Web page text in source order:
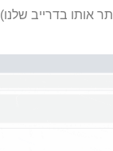
בדרייב